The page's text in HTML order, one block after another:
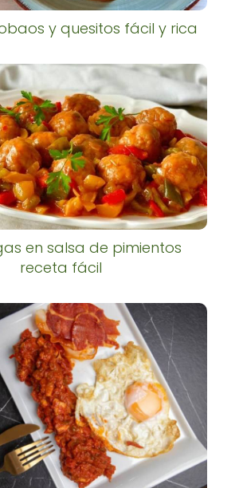
y quesitos fácil y rica
en salsa de pimientos
receta fácil